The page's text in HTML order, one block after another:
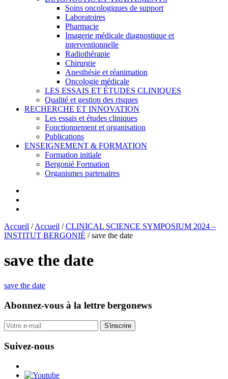
Soins oncologiques de support
Laboratoires
Pharmacie
Imagerie médicale diagnostique et
interventionnelle
Radiothérapie
Chirurgie
Anesthésie et réanimation
Oncologie médicale
LES ESSAIS ET ÉTUDES CLINIQUES
Qualité et gestion des risques
RECHERCHE ET INNOVATION
Les essais et études cliniques
Fonctionnement et organisation
Publications
ENSEIGNEMENT & FORMATION
Formation initiale
Bergonié Formation
Organismes partenaires
Accueil /Accueil /CLINICAL SCIENCE SYMPOSIUM 2024 –
INSTITUT BERGONIÉ /save the date
save the date
save the date
Abonnez-vous à la lettre bergonews
S'inscrire
Suivez-nous